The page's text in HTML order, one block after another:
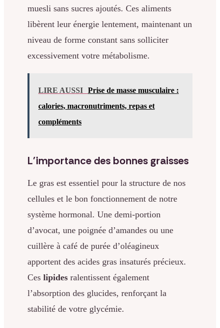
muesli sans sucres ajoutés. Ces aliments
libèrent leur énergie lentement, maintenant un
niveau de forme constant sans solliciter
excessivement votre métabolisme.
LIRE AUSSI Prise de masse musculaire :
calories, macronutriments, repas et
compléments
L’importance des bonnes graisses
Le gras est essentiel pour la structure de nos
cellules et le bon fonctionnement de notre
système hormonal. Une demi-portion
d’avocat, une poignée d’amandes ou une
cuillère à café de purée d’oléagineux
apportent des acides gras insaturés précieux.
Ces lipides ralentissent également
l’absorption des glucides, renforçant la
stabilité de votre glycémie.